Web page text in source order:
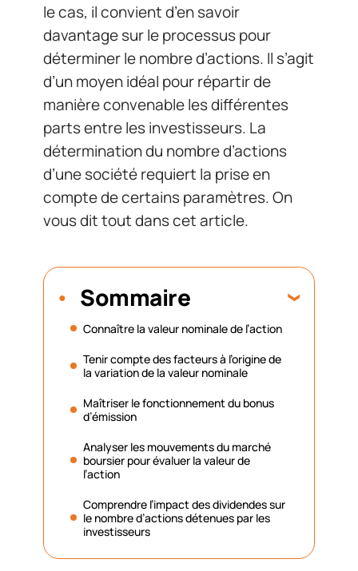
le cas, il convient d’en savoir
davantage sur le processus pour
déterminer le nombre d’actions. Il s’agit
d’un moyen idéal pour répartir de
manière convenable les différentes
parts entre les investisseurs. La
détermination du nombre d’actions
d’une société requiert la prise en
compte de certains paramètres. On
vous dit tout dans cet article.
Sommaire
Connaître la valeur nominale de l’action
Tenir compte des facteurs à l’origine de
la variation de la valeur nominale
Maîtriser le fonctionnement du bonus
d’émission
Analyser les mouvements du marché
boursier pour évaluer la valeur de
l’action
Comprendre l’impact des dividendes sur
le nombre d’actions détenues par les
investisseurs